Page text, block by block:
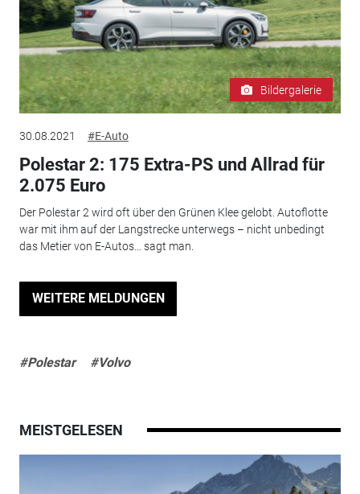
Bildergalerie
30.08.2021 #E-Auto
Polestar 2: 175 Extra-PS und Allrad für
2.075 Euro
Der Polestar 2 wird oft über den Grünen Klee gelobt. Autoflotte
war mit ihm auf der Langstrecke unterwegs – nicht unbedingt
das Metier von E-Autos… sagt man.
WEITERE MELDUNGEN
#Polestar #Volvo
MEISTGELESEN